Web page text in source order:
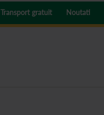
Transport gratuit Noutati